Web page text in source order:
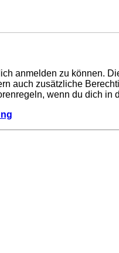
anmelden zu können.
auch zusätzliche
wenn du dich in